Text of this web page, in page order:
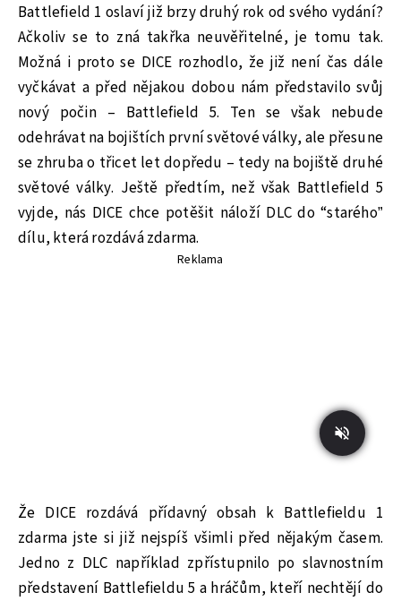
Battlefield 1 oslaví již brzy druhý rok od svého vydání?
Ačkoliv se to zná takřka neuvěřitelné, je tomu tak.
Možná i proto se DICE rozhodlo, že již není čas dále
vyčkávat a před nějakou dobou nám představilo svůj
nový počin – Battlefield 5. Ten se však nebude
odehrávat na bojištích první světové války, ale přesune
se zhruba o třicet let dopředu – tedy na bojiště druhé
světové války. Ještě předtím, než však Battlefield 5
vyjde, nás DICE chce potěšit náloží DLC do “starého”
dílu, která rozdává zdarma.
Reklama
Že DICE rozdává přídavný obsah k Battlefieldu 1
zdarma jste si již nejspíš všimli před nějakým časem.
Jedno z DLC například zpřístupnilo po slavnostním
představení Battlefieldu 5 a hráčům, kteří nechtějí do